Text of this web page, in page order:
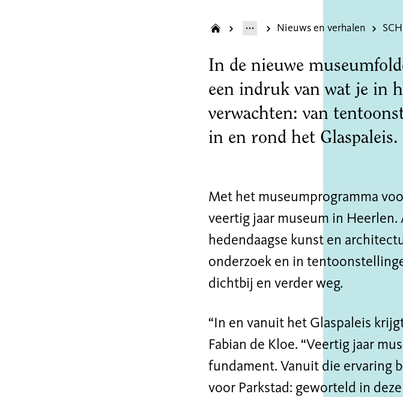
Nieuws en verhalen
In de nieuwe
een indruk van wat je in
verwachten: van
in en rond het Glaspaleis.
Met het museumprogramma
veertig jaar museum in
hedendaagse kunst en
onderzoek en in
dichtbij en verder weg.
“In en vanuit het Glaspaleis
Fabian de Kloe. “Veertig jaar
fundament. Vanuit die ervaring
voor Parkstad: geworteld in